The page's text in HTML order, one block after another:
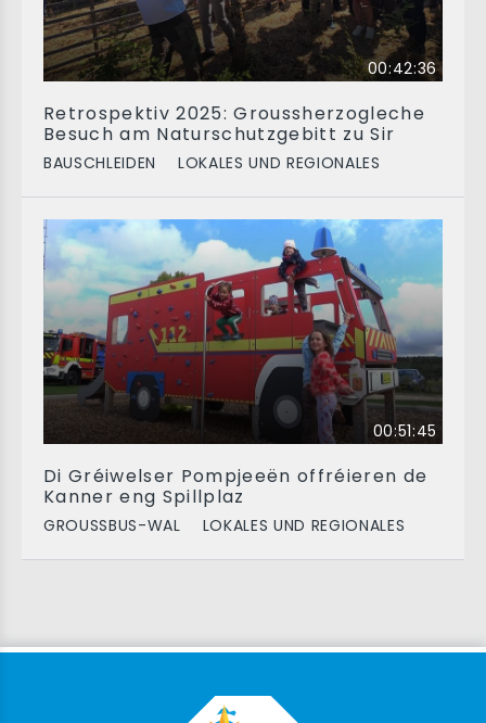
00:42:36
Retrospektiv 2025: Groussherzogleche
Besuch am Naturschutzgebitt zu Sir
BAUSCHLEIDEN LOKALES UND REGIONALES
00:51:45
Di Gréiwelser Pompjeeën offréieren de
Kanner eng Spillplaz
GROUSSBUS-WAL LOKALES UND REGIONALES